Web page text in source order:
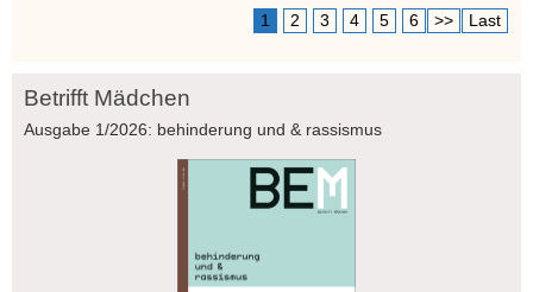
1 2 3 4 5 6 >> Last
Betrifft Mädchen
Ausgabe 1/2026: behinderung und & rassismus